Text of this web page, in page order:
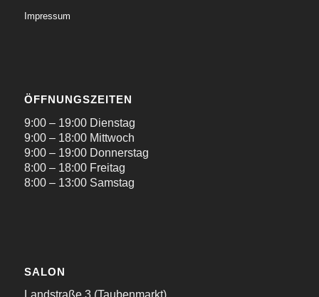
Impressum
ÖFFNUNGSZEITEN
9:00 – 19:00 Dienstag
9:00 – 18:00 Mittwoch
9:00 – 19:00 Donnerstag
8:00 – 18:00 Freitag
8:00 – 13:00 Samstag
SALON